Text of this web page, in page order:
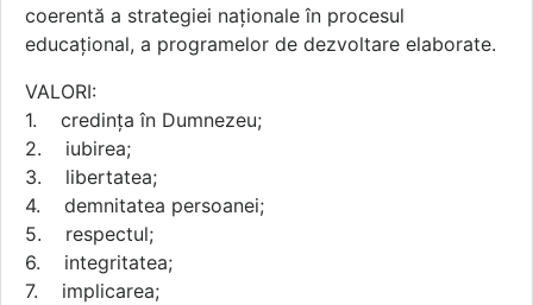
coerentă a strategiei naţionale în procesul
educaţional, a programelor de dezvoltare elaborate.
VALORI:
1. credinţa în Dumnezeu;
2. iubirea;
3. libertatea;
4. demnitatea persoanei;
5. respectul;
6. integritatea;
7. implicarea;